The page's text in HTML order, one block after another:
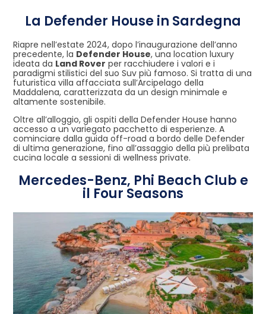
La Defender House in Sardegna
Riapre nell’estate 2024, dopo l’inaugurazione dell’anno
precedente, la Defender House, una location luxury
ideata da Land Rover per racchiudere i valori e i
paradigmi stilistici del suo Suv più famoso. Si tratta di una
futuristica villa affacciata sull’Arcipelago della
Maddalena, caratterizzata da un design minimale e
altamente sostenibile.
Oltre all’alloggio, gli ospiti della Defender House hanno
accesso a un variegato pacchetto di esperienze. A
cominciare dalla guida off-road a bordo delle Defender
di ultima generazione, fino all’assaggio della più prelibata
cucina locale a sessioni di wellness private.
Mercedes-Benz, Phi Beach Club e
il Four Seasons